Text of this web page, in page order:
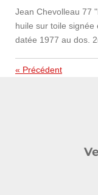
Jean Chevolleau 77
huile sur toile signée
datée 1977 au dos.
« Précédent